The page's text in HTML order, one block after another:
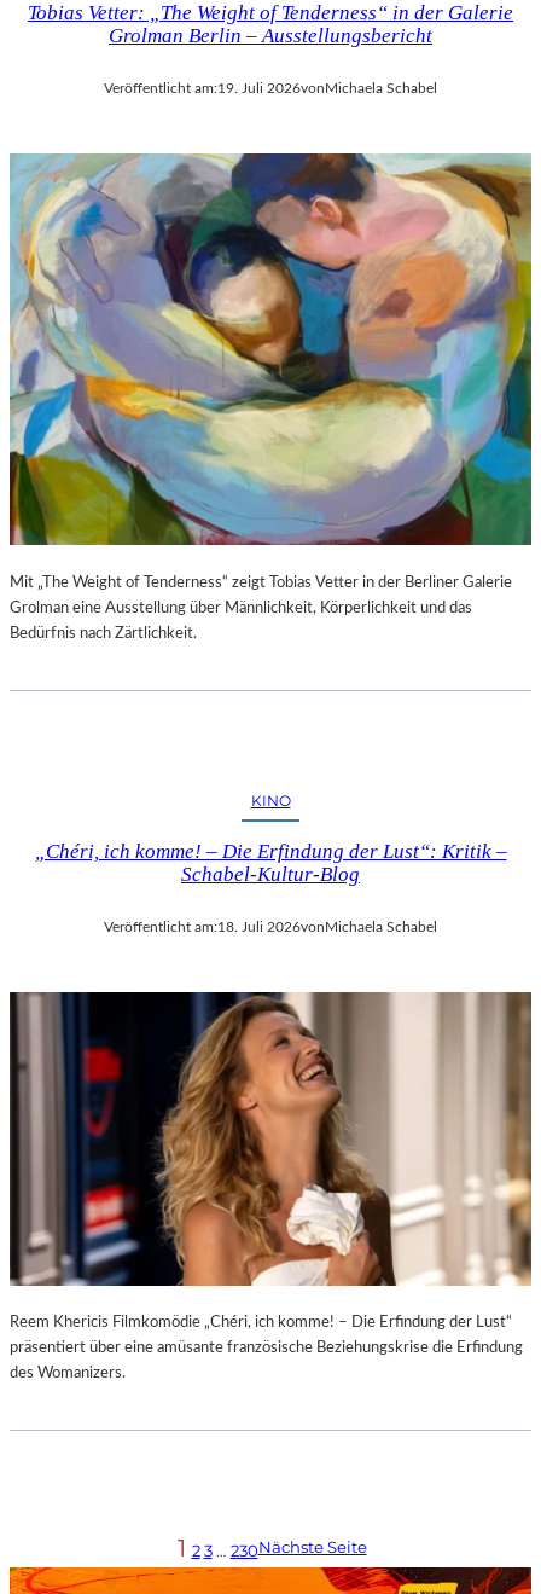
Tobias Vetter: „The Weight of Tenderness“ in der Galerie
Grolman Berlin – Ausstellungsbericht
Veröffentlicht am:19. Juli 2026von Michaela Schabel
Mit „The Weight of Tenderness“ zeigt Tobias Vetter in der Berliner Galerie
Grolman eine Ausstellung über Männlichkeit, Körperlichkeit und das
Bedürfnis nach Zärtlichkeit.
KINO
„Chéri, ich komme! – Die Erfindung der Lust“: Kritik –
Schabel-Kultur-Blog
Veröffentlicht am:18. Juli 2026vonMichaela Schabel
Reem Khericis Filmkomödie „Chéri, ich komme! – Die Erfindung der Lust“
präsentiert über eine amüsante französische Beziehungskrise die Erfindung
des Womanizers.
1 2 3 … 230Nächste Seite